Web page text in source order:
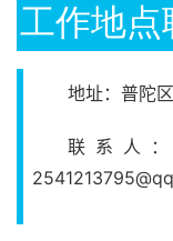
工作地点
地址：普陀
联系人